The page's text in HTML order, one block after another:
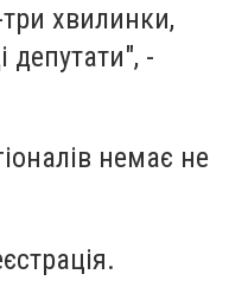
хвилинки,
депутати", -
немає не